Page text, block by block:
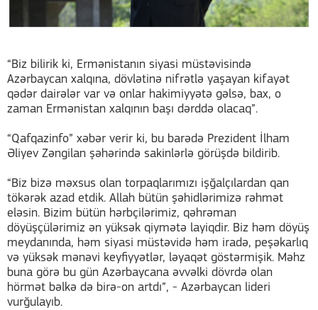
“Biz bilirik ki, Ermənistanın siyasi müstəvisində
Azərbaycan xalqına, dövlətinə nifrətlə yaşayan kifayət
qədər dairələr var və onlar hakimiyyətə gəlsə, bax, o
zaman Ermənistan xalqının başı dərddə olacaq”.
“Qafqazinfo” xəbər verir ki, bu barədə Prezident İlham
Əliyev Zəngilan şəhərində sakinlərlə görüşdə bildirib.
“Biz bizə məxsus olan torpaqlarımızı işğalçılardan qan
tökərək azad etdik. Allah bütün şəhidlərimizə rəhmət
eləsin. Bizim bütün hərbçilərimiz, qəhrəman
döyüşçülərimiz ən yüksək qiymətə layiqdir. Biz həm döyüş
meydanında, həm siyasi müstəvidə həm iradə, peşəkarlıq
və yüksək mənəvi keyfiyyətlər, ləyaqət göstərmişik. Məhz
buna görə bu gün Azərbaycana əvvəlki dövrdə olan
hörmət bəlkə də birə-on artdı”, - Azərbaycan lideri
vurğulayıb.